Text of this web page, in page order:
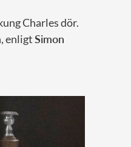
Charles dör.
enligtSimon